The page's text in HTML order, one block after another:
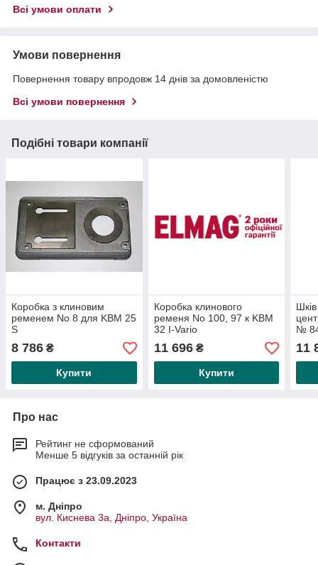
Всі умови оплати
Умови повернення
Повернення товару впродовж 14 днів за домовленістю
Всі умови повернення
Подібні товари компанії
Коробка з клиновим
ременем No 8 для KBM 25
S
8 786 ₴
Купити
Коробка клинового
ременя No 100, 97 к KBM
32 I-Vario
11 696₴
Купити
№
11
Про нас
Рейтинг не сформований
Менше 5 відгуків за останній рік
Працює з 23.09.2023
м. Дніпро
вул. Киснева 3а, Дніпро, Україна
Контакти